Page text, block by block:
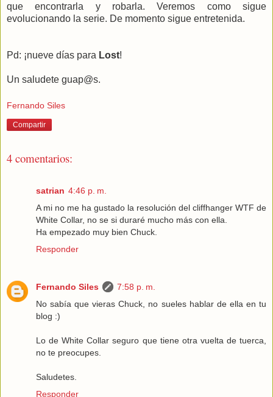
que encontrarla y robarla. Veremos como sigue
evolucionando la serie. De momento sigue entretenida.
Pd: ¡nueve días para Lost!
Un saludete guap@s.
Fernando Siles
Compartir
4 comentarios:
satrian 4:46 p. m.
A mi no me ha gustado la resolución del cliffhanger WTF de
White Collar, no se si duraré mucho más con ella.
Ha empezado muy bien Chuck.
Responder
Fernando Siles
7:58 p. m.
No sabía que vieras Chuck, no sueles hablar de ella en tu
blog :)
Lo de White Collar seguro que tiene otra vuelta de tuerca,
no te preocupes.
Saludetes.
Responder